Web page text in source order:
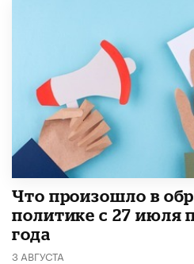
​Что произошло в
политике с 27 июля
года
3 АВГУСТА